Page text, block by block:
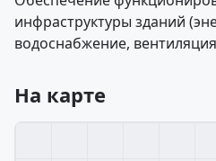
инфраструктуры зданий
водоснабжение,
На карте